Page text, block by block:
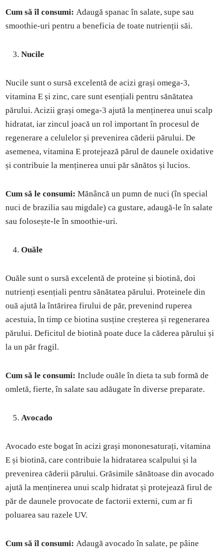
Cum să îl consumi: Adaugă spanac în salate, supe sau
smoothie-uri pentru a beneficia de toate nutrienții săi.
Nucile
Nucile sunt o sursă excelentă de acizi grași omega-3,
vitamina E și zinc, care sunt esențiali pentru sănătatea
părului. Acizii grași omega-3 ajută la menținerea unui scalp
hidratat, iar zincul joacă un rol important în procesul de
regenerare a celulelor și prevenirea căderii părului. De
asemenea, vitamina E protejează părul de daunele oxidative
și contribuie la menținerea unui păr sănătos și lucios.
Cum să le consumi: Mănâncă un pumn de nuci (în special
nuci de brazilia sau migdale) ca gustare, adaugă-le în salate
sau folosește-le în smoothie-uri.
Ouăle
Ouăle sunt o sursă excelentă de proteine și biotină, doi
nutrienți esențiali pentru sănătatea părului. Proteinele din
ouă ajută la întărirea firului de păr, prevenind ruperea
acestuia, în timp ce biotina susține creșterea și regenerarea
părului. Deficitul de biotină poate duce la căderea părului și
la un păr fragil.
Cum să le consumi: Include ouăle în dieta ta sub formă de
omletă, fierte, în salate sau adăugate în diverse preparate.
Avocado
Avocado este bogat în acizi grași mononesaturați, vitamina
E și biotină, care contribuie la hidratarea scalpului și la
prevenirea căderii părului. Grăsimile sănătoase din avocado
ajută la menținerea unui scalp hidratat și protejează firul de
păr de daunele provocate de factorii externi, cum ar fi
poluarea sau razele UV.
Cum să îl consumi: Adaugă avocado în salate, pe pâine